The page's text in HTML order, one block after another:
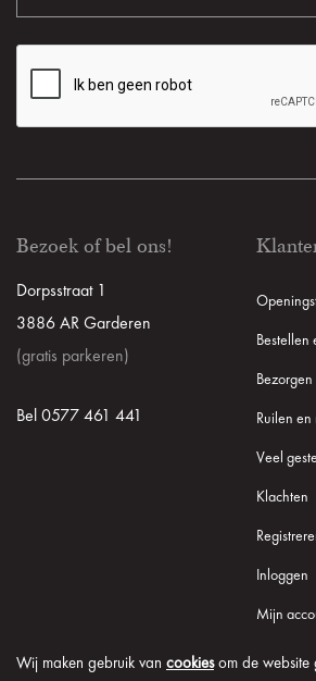
Wij maken gebruik van cookiesom de website
Bezoek of bel ons!
Dorpsstraat 1
3886 AR Garderen
(gratis parkeren)
Bel 0577 461 441
Bestellen
Ruilen
Veel
Klachten
Inloggen
Mijn